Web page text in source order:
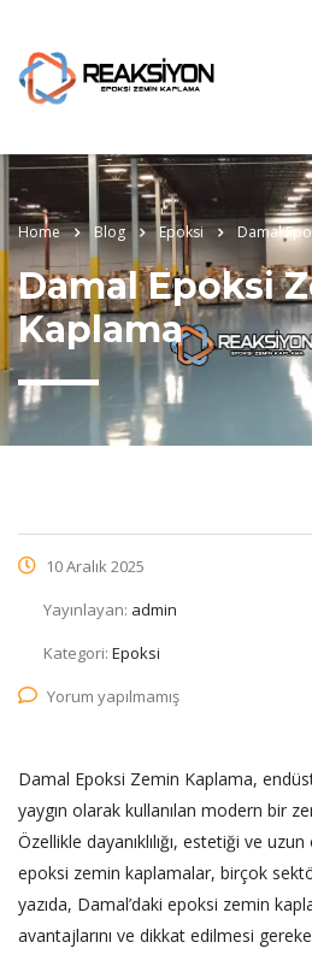
Home Blog Epoksi Damal
Damal Epoksi
Kaplama
10 Aralık 2025
Yayınlayan: admin
Kategori: Epoksi
Yorum yapılmamış
Damal Epoksi Zemin Kaplama,
yaygın olarak kullanılan modern bir
Özellikle dayanıklılığı, estetiği ve
epoksi zemin kaplamalar, birçok
yazıda, Damal’daki epoksi zemin
avantajlarını ve dikkat edilmesi